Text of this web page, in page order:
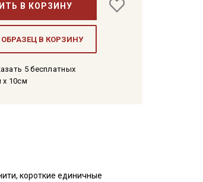
В КОРЗИНУ
В КОРЗИНУ
5 бесплатных
x 10см
короткие единичные